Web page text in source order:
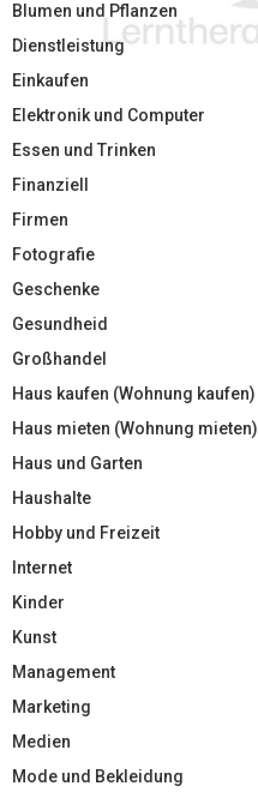
Blumen und Pflanzen
Dienstleistung
Einkaufen
Elektronik und Computer
Essen und Trinken
Finanziell
Firmen
Fotografie
Geschenke
Gesundheid
Großhandel
Haus kaufen (Wohnung kaufen)
Haus mieten (Wohnung mieten)
Haus und Garten
Haushalte
Hobby und Freizeit
Internet
Kinder
Kunst
Management
Marketing
Medien
Mode und Bekleidung